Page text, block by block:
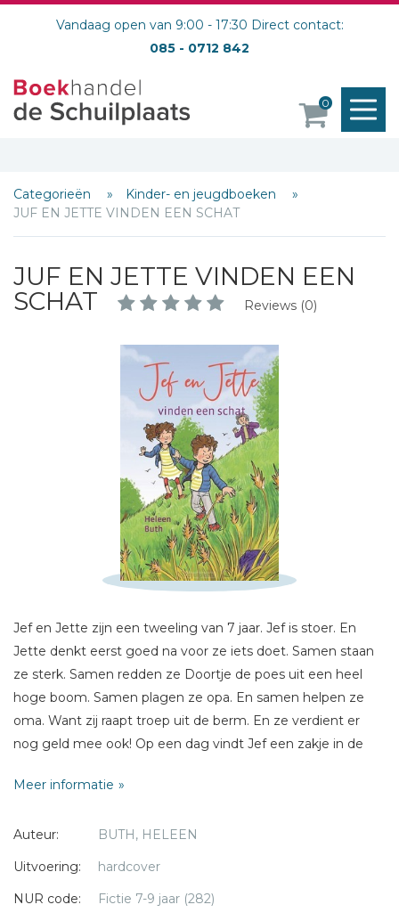
Vandaag open van 9:00 - 17:30 Direct contact:
085 - 0712 842
0
Categorieën
Kinder- en jeugdboeken
JUF EN JETTE VINDEN EEN SCHAT
JUF EN JETTE VINDEN EEN
SCHAT
Reviews (0)
Jef en Jette zijn een tweeling van 7 jaar. Jef is stoer. En
Jette denkt eerst goed na voor ze iets doet. Samen staan
ze sterk. Samen redden ze Doortje de poes uit een heel
hoge boom. Samen plagen ze opa. En samen helpen ze
oma. Want zij raapt troep uit de berm. En ze verdient er
nog geld mee ook! Op een dag vindt Jef een zakje in de
Meer informatie
Auteur:
BUTH, HELEEN
Uitvoering:
hardcover
NUR code:
Fictie 7-9 jaar (282)
Schrijf hieronder je review!
Titel *
Bericht *